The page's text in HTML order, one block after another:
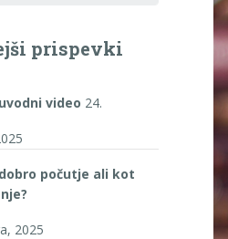
prispevki
video 24.
počutje ali kot
2025